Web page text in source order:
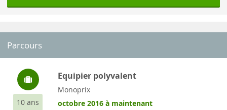
Parcours
10 ans
Equipier polyvalent
Monoprix
octobre 2016 à maintenant